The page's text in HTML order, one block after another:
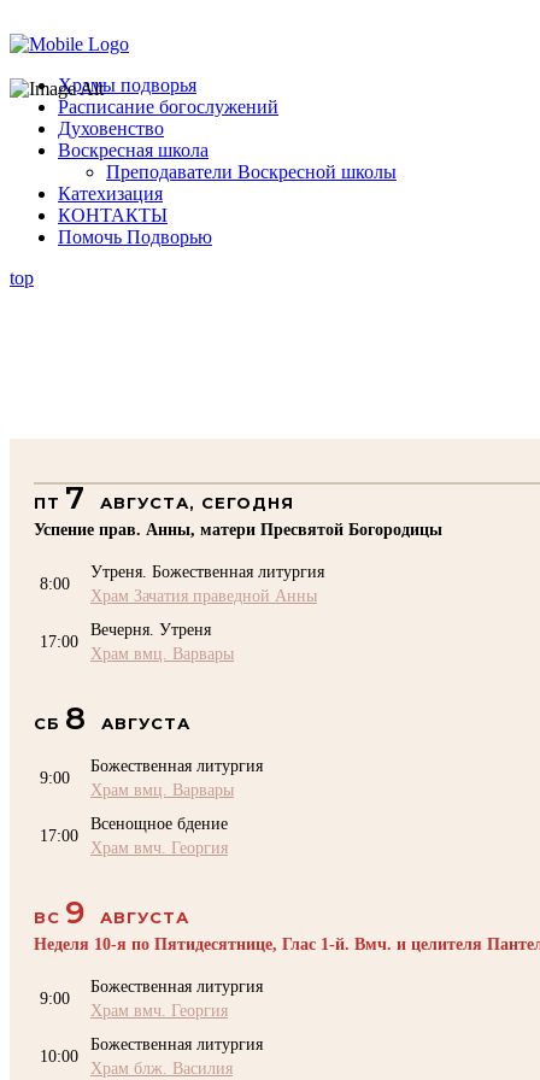
Храмы подворья
Расписание богослужений
Духовенство
Воскресная школа
Преподаватели Воскресной школы
Катехизация
КОНТАКТЫ
Помочь Подворью
top
ПТ 7
АВГУСТА, СЕГОДНЯ
Успение прав. Анны, матери Пресвятой Богородицы
8:00
Утреня. Божественная литургия
Храм Зачатия праведной Анны
17:00
Вечерня. Утреня
Храм вмц. Варвары
СБ 8 АВГУСТА
9:00
Божественная литургия
Храм вмц. Варвары
17:00
Всенощное бдение
Храм вмч. Георгия
ВС 9
АВГУСТА
Неделя 10-я по Пятидесятнице, Глас 1-й. Вмч. и целителя
9:00
Божественная литургия
Храм вмч. Георгия
10:00
Божественная литургия
Храм блж. Василия